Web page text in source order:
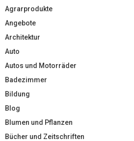
Agrarprodukte
Angebote
Architektur
Auto
Autos und Motorräder
Badezimmer
Bildung
Blog
Blumen und Pflanzen
Bücher und Zeitschriften